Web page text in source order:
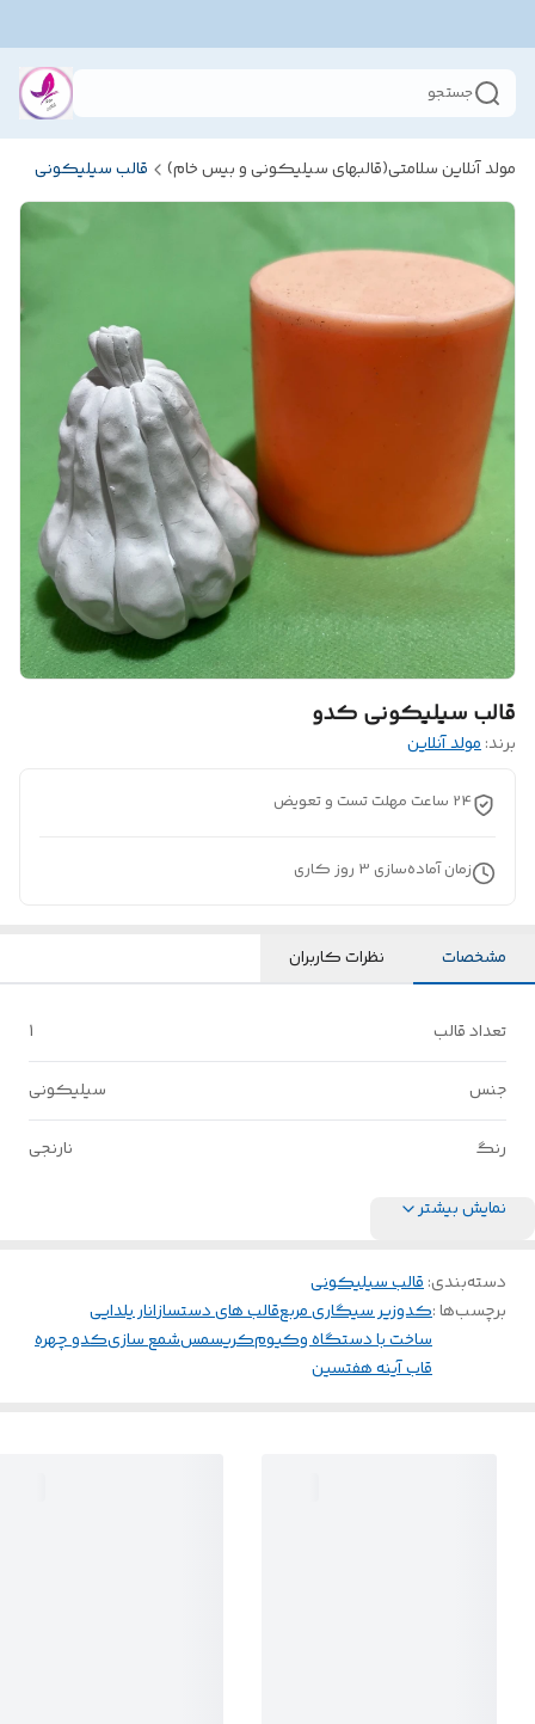
جستجو
مولد آنلاین سلامتی(قالبهای سیلیکونی و بیس خام) قالب سیلیکونی
قالب سیلیکونی کدو
برند:مولد آنلاین
24 ساعت مهلت تست و تعویض
زمان آماده‌سازی 3 روز کاری
مشخصات نظرات کاربران
تعداد قالب 1
جنس سیلیکونی
رنگ نارنجی
نمایش بیشتر
دسته‌بندی:قالب سیلیکونی
برچسب‌ها :کدوزیر سیگاری مربعقالب های دستسازانار یلدایی
ساخت با دستگاه وکیومکریسمسشمع سازیکدو چهره
قاب آینه هفتسین